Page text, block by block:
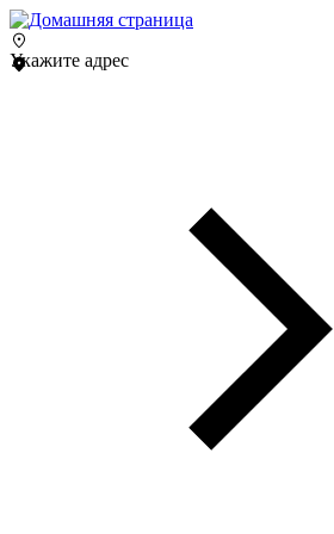
Укажите адрес